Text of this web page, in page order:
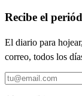
Recibe el
El diario para
correo, todos los